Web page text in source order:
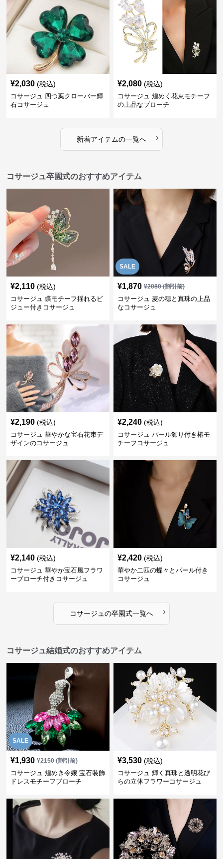
¥2,030 (税込)
コサージュ 四つ葉クローバー輝
石コサージュ
¥2,080 (税込)
コサージュ 煌めく花束モチーフ
の上品なブローチ
新着アイテムの一覧へ ›
コサージュ卒園式のおすすめアイテム
¥2,110 (税込)
コサージュ 蝶モチーフ揺れるビ
ジュー付きコサージュ
SALE
¥1,870 ¥2080(割引前)
コサージュ 麦の穂と真珠の上品
なコサージュ
¥2,190 (税込)
コサージュ 華やかな宝石花束デ
ザインのコサージュ
¥2,240 (税込)
コサージュ パール飾り付き椿モ
チーフコサージュ
¥2,140 (税込)
コサージュ 華やか宝石風フラワ
ーブローチ付きコサージュ
¥2,420 (税込)
華やか二匹の蝶々とパール付き
コサージュ
コサージュ の卒園式一覧へ ›
コサージュ結婚式のおすすめアイテム
SALE
¥1,930 ¥2150(割引前)
コサージュ 煌めき令嬢 宝石装飾
ドレスモチーフブローチ
¥3,530 (税込)
コサージュ 輝く真珠と透明花び
らの立体フラワーコサージュ